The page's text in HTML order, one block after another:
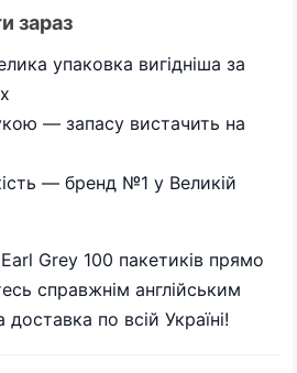
зараз
упаковка вигідніша за
— запасу вистачить на
— бренд №1 у Великій
Grey 100 пакетиків прямо
справжнім англійським
по всій Україні!